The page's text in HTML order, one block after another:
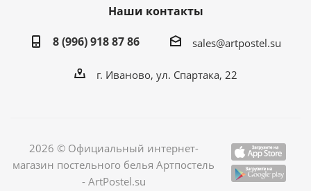
Наши контакты
8 (996) 918 87 86
sales@artpostel.su
г. Иваново, ул. Спартака, 22
2026 © Официальный интернет-
магазин постельного белья Артпостель
- ArtPostel.su